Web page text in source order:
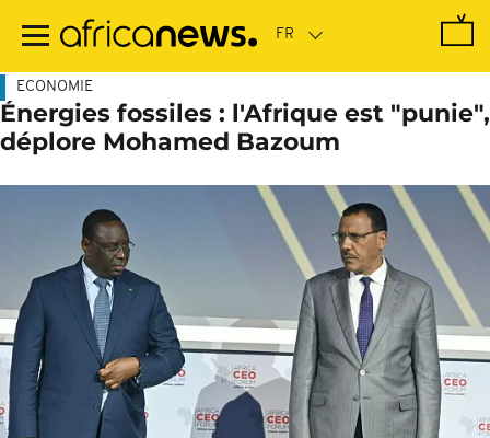
contenu
ECONOMIE
Énergies fossiles : l'Afrique est "punie",
déplore Mohamed Bazoum